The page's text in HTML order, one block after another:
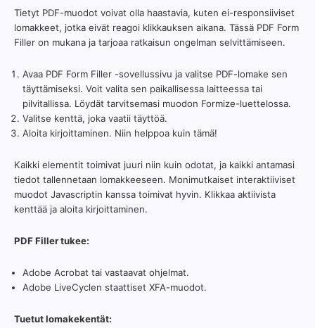
Tietyt PDF-muodot voivat olla haastavia, kuten ei-responsiiviset
lomakkeet, jotka eivät reagoi klikkauksen aikana. Tässä PDF Form
Filler on mukana ja tarjoaa ratkaisun ongelman selvittämiseen.
Avaa PDF Form Filler -sovellussivu ja valitse PDF-lomake sen
täyttämiseksi. Voit valita sen paikallisessa laitteessa tai
pilvitallissa. Löydät tarvitsemasi muodon Formize-luettelossa.
Valitse kenttä, joka vaatii täyttöä.
Aloita kirjoittaminen. Niin helppoa kuin tämä!
Kaikki elementit toimivat juuri niin kuin odotat, ja kaikki antamasi
tiedot tallennetaan lomakkeeseen. Monimutkaiset interaktiiviset
muodot Javascriptin kanssa toimivat hyvin. Klikkaa aktiivista
kenttää ja aloita kirjoittaminen.
PDF Filler tukee:
Adobe Acrobat tai vastaavat ohjelmat.
Adobe LiveCyclen staattiset XFA-muodot.
Tuetut lomakekentät: